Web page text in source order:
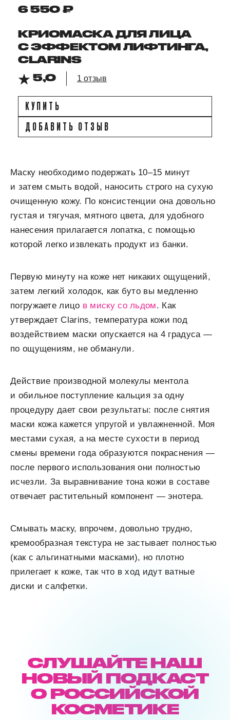
6 550 ₽
КРИОМАСКА ДЛЯ ЛИЦА
С ЭФФЕКТОМ ЛИФТИНГА,
CLARINS
5,0
1 отзыв
КУПИТЬ
ДОБАВИТЬ ОТЗЫВ
Маску необходимо подержать 10–15 минут
и затем смыть водой, наносить строго на сухую
очищенную кожу. По консистенции она довольно
густая и тягучая, мятного цвета, для удобного
нанесения прилагается лопатка, с помощью
которой легко извлекать продукт из банки.
Первую минуту на коже нет никаких ощущений,
затем легкий холодок, как буто вы медленно
погружаете лицо в миску со льдом. Как
утверждает Clarins, температура кожи под
воздействием маски опускается на 4 градуса —
по ощущениям, не обманули.
Действие производной молекулы ментола
и обильное поступление кальция за одну
процедуру дает свои результаты: после снятия
маски кожа кажется упругой и увлажненной. Моя
местами сухая, а на месте сухости в период
смены времени года образуются покраснения —
после первого использования они полностью
исчезли. За выравнивание тона кожи в составе
отвечает растительный компонент — энотера.
Смывать маску, впрочем, довольно трудно,
кремообразная текстура не застывает полностью
(как с альгинатными масками), но плотно
прилегает к коже, так что в ход идут ватные
диски и салфетки.
СЛУШАЙТЕ НАШ
НОВЫЙ ПОДКАСТ
О РОССИЙСКОЙ
КОСМЕТИКЕ